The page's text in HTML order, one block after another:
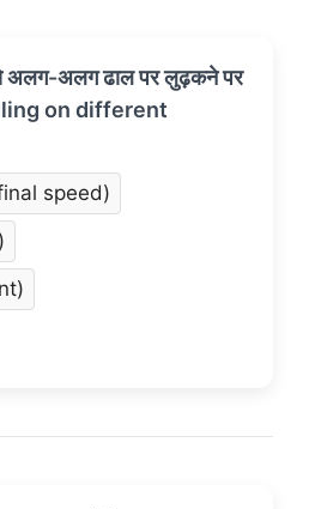
अलग-अलग ढाल पर लुढ़कने पर
on different
speed)